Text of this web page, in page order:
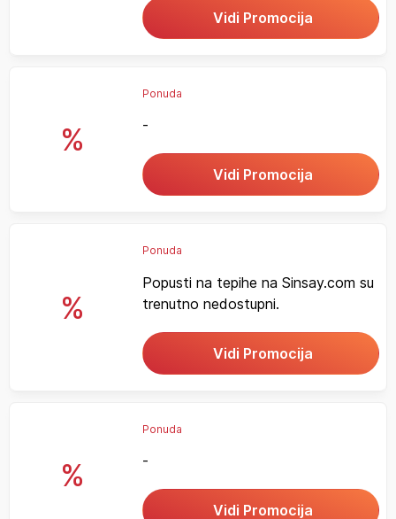
Vidi Promocija
%
Ponuda
-
Vidi Promocija
%
Ponuda
Popusti na tepihe na Sinsay.com su
trenutno nedostupni.
Vidi Promocija
%
Ponuda
-
Vidi Promocija